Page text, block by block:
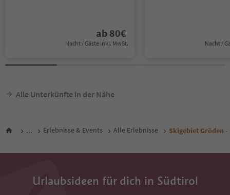
ab 80€
Nacht / Gäste Inkl. MwSt. Nacht /
Alle Unterkünfte in der Nähe
... Erlebnisse & Events Alle Erlebnisse Skigebiet Gröden -
Urlaubsideen für dich in Südtirol